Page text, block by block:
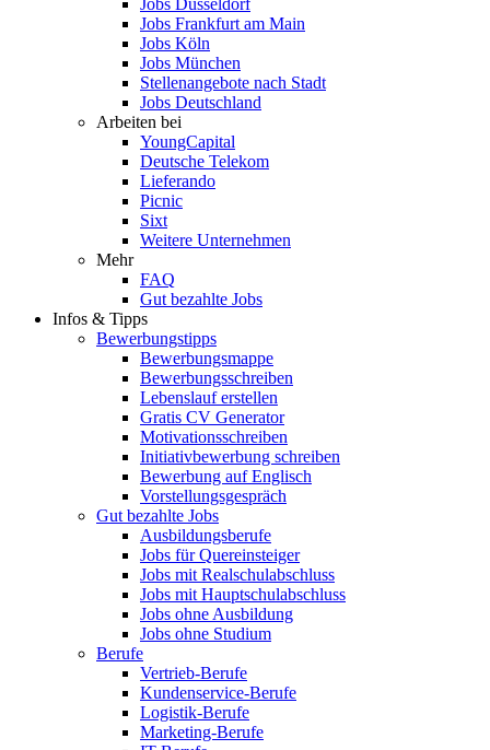
Jobs Düsseldorf
Jobs Frankfurt am Main
Jobs Köln
Jobs München
Stellenangebote nach Stadt
Jobs Deutschland
Arbeiten bei
YoungCapital
Deutsche Telekom
Lieferando
Picnic
Sixt
Weitere Unternehmen
Mehr
FAQ
Gut bezahlte Jobs
Infos & Tipps
Bewerbungstipps
Bewerbungsmappe
Bewerbungsschreiben
Lebenslauf erstellen
Gratis CV Generator
Motivationsschreiben
Initiativbewerbung schreiben
Bewerbung auf Englisch
Vorstellungsgespräch
Gut bezahlte Jobs
Ausbildungsberufe
Jobs für Quereinsteiger
Jobs mit Realschulabschluss
Jobs mit Hauptschulabschluss
Jobs ohne Ausbildung
Jobs ohne Studium
Berufe
Vertrieb-Berufe
Kundenservice-Berufe
Logistik-Berufe
Marketing-Berufe